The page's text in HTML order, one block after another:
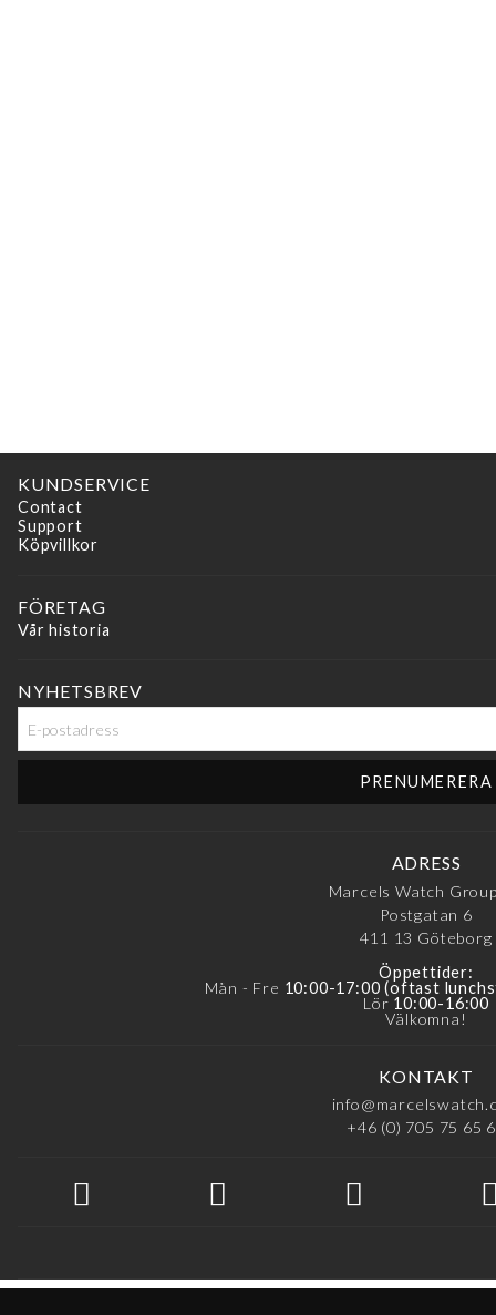
KUNDSERVICE
Contact
Support
Köpvillkor
FÖRETAG
Vår historia
NYHETSBREV
ADRESS
Marcels Watch
Postgatan 6
411 13 Göteborg
Öppettider:
Mån - Fre 10:00-17:00 (oftast
Lör 10:00-16:00
Välkomna!
KONTAKT
+46 (0) 705 75 65